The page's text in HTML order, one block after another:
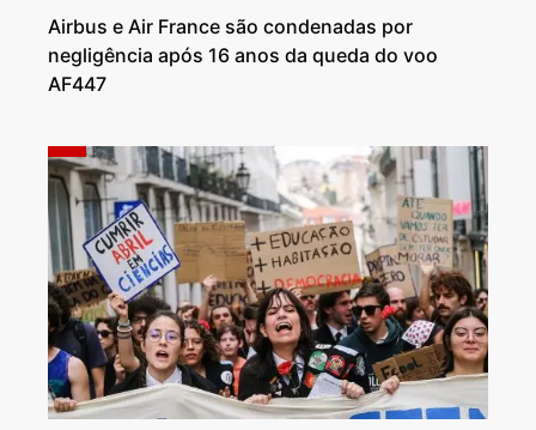
Airbus e Air France são condenadas por
negligência após 16 anos da queda do voo
AF447